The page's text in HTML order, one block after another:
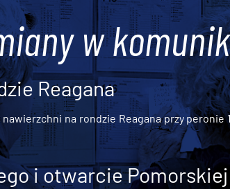
w
Reagana
na rondzie Reagana przy peronie
i otwarcie Pomorskiej